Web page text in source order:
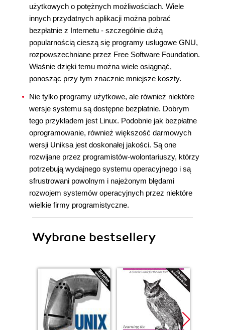
użytkowych o potężnych możliwościach. Wiele
innych przydatnych aplikacji można pobrać
bezpłatnie z Internetu - szczególnie dużą
popularnością cieszą się programy usługowe GNU,
rozpowszechniane przez Free Software Foundation.
Właśnie dzięki temu można wiele osiągnąć,
ponosząc przy tym znacznie mniejsze koszty.
Nie tylko programy użytkowe, ale również niektóre
wersje systemu są dostępne bezpłatnie. Dobrym
tego przykładem jest Linux. Podobnie jak bezpłatne
oprogramowanie, również większość darmowych
wersji Uniksa jest doskonałej jakości. Są one
rozwijane przez programistów-wolontariuszy, którzy
potrzebują wydajnego systemu operacyjnego i są
sfrustrowani powolnym i najeżonym błędami
rozwojem systemów operacyjnych przez niektóre
wielkie firmy programistyczne.
Wybrane bestsellery